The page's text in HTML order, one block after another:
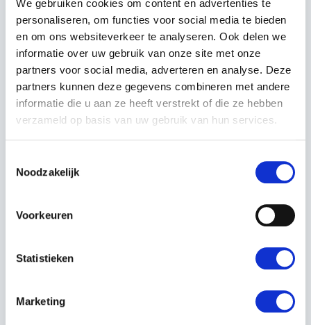
We gebruiken cookies om content en advertenties te
personaliseren, om functies voor social media te bieden
en om ons websiteverkeer te analyseren. Ook delen we
informatie over uw gebruik van onze site met onze
partners voor social media, adverteren en analyse. Deze
partners kunnen deze gegevens combineren met andere
informatie die u aan ze heeft verstrekt of die ze hebben
verzameld op basis van uw gebruik van hun services.
Noodzakelijk
Voorkeuren
Statistieken
Marketing
Voor deskundig advies op maat kunt u altijd
Roosendaal.
Is uw gewenste samenstelling niet
beschikbaar? Neem contact met ons op, door
samenstellen op maat.
EIGENSCHAPPEN
Artikelnummer: